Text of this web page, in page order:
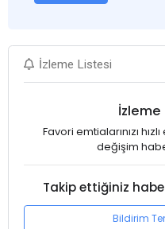
İzleme Listesi
Favori emtialarınızı
değişim
Takip ettiğiniz
Bildirim